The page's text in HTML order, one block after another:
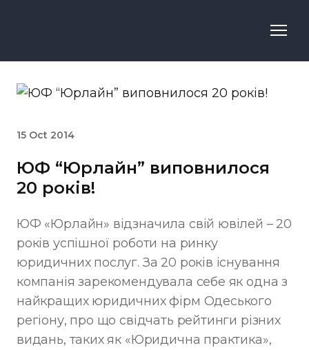
15 Oct 2014
ЮФ “Юрлайн” виповнилося
20 років!
ЮФ «Юрлайн» відзначила свій ювілей – 20
років успішної роботи на ринку
юридичних послуг. За 20 років існування
компанія зарекомендувала себе як одна з
найкращих юридичних фірм Одеського
регіону, про що свідчать рейтинги різних
видань, таких як «Юридична практика»,